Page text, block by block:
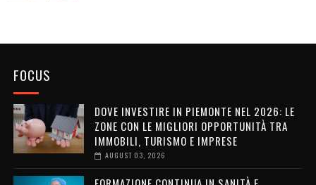
FOCUS
DOVE INVESTIRE IN PIEMONTE NEL 2026: LE
ZONE CON LE MIGLIORI OPPORTUNITÀ TRA
IMMOBILI, TURISMO E IMPRESE
AUGUST 03, 2026